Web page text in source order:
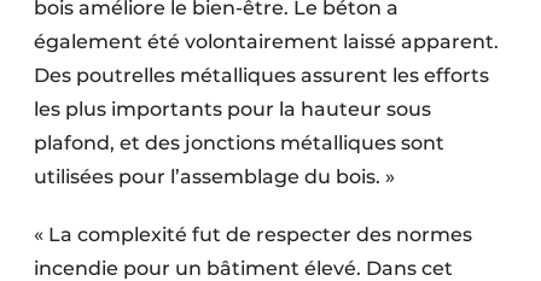
bois améliore le bien-être. Le béton a
également été volontairement laissé apparent.
Des poutrelles métalliques assurent les efforts
les plus importants pour la hauteur sous
plafond, et des jonctions métalliques sont
utilisées pour l’assemblage du bois. »
« La complexité fut de respecter des normes
incendie pour un bâtiment élevé. Dans cet